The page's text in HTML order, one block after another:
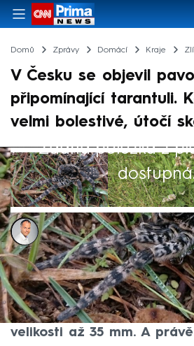
Domů Zprávy Domácí Kraje
V Česku se objevil
připomínající tarantuli.
velmi bolestivé, útočí
Žádná položka z
Robert Héč
18. čvn 2025, 20:58
V Česku lze narazit na
připomínajícího tarantuli.
největší evropský pavouk.
velikosti až 35 mm. A